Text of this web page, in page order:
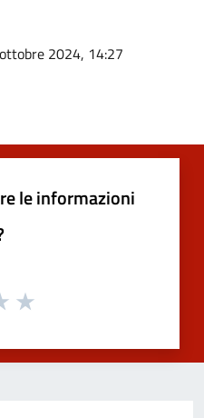
2024, 14:27
le informazioni